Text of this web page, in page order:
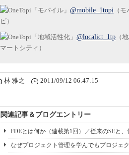
@mobile_1topi （
ビ）
@localict_1tp （
マートシティ）
林 雅之 2011/09/12 06:47:15
関連記事＆ブログエントリー
FDEとは何か（連載第1回）／従来のSEと
なぜプロジェクト管理を学んでもプロジェ